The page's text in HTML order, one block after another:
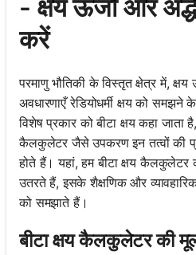
- क्षय ऊर्जा और
करें
परमाणु भौतिकी के विस्तृत क्षेत्र में,
अवधारणाएँ रेडियोधर्मी क्षय को समझने
विशेष प्रकार को बीटा क्षय कहा जाता
कैलकुलेटर जैसे उपकरण इन तत्वों की
होते हैं। यहां, हम बीटा क्षय
उतरते हैं, इसके शैक्षणिक और
को समझाते हैं।
बीटा क्षय कैलकुलेटर की